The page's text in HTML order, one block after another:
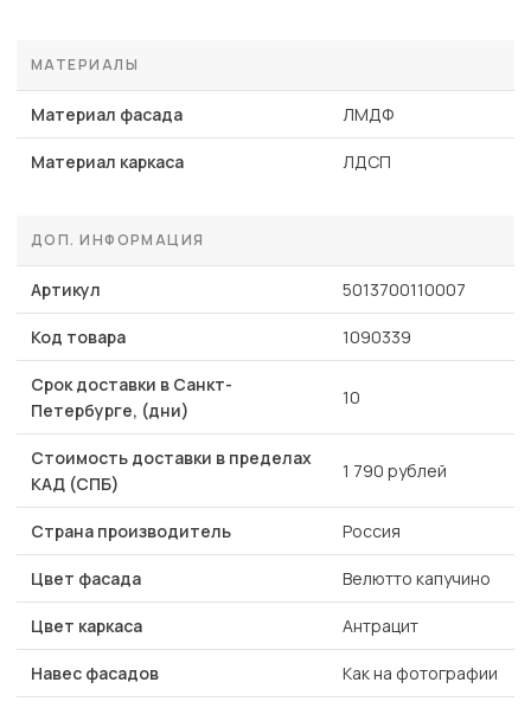
МАТЕРИАЛЫ
Материал фасада ЛМДФ
Материал каркаса ЛДСП
ДОП. ИНФОРМАЦИЯ
Артикул 5013700110007
Код товара 1090339
Срок доставки в Санкт-
Петербурге, (дни)
10
Стоимость доставки в пределах
КАД (СПБ)
1 790 рублей
Страна производитель Россия
Цвет фасада Велютто капучино
Цвет каркаса Антрацит
Навес фасадов Как на фотографии